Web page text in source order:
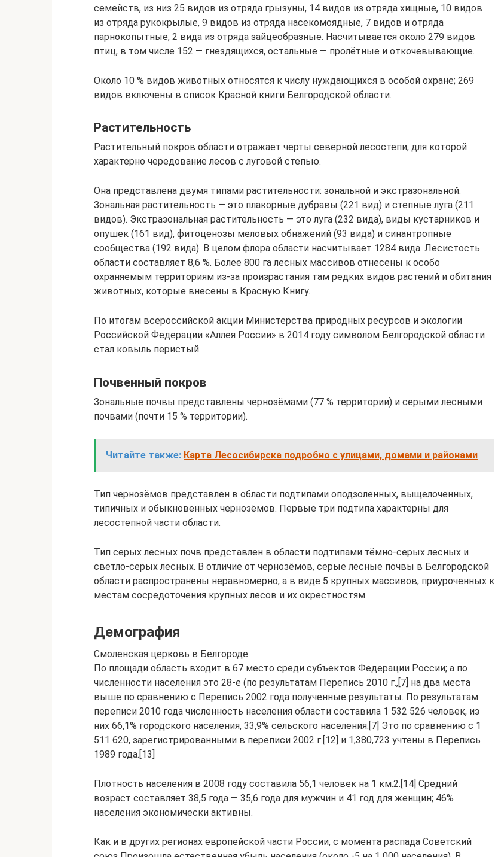
семейств, из низ 25 видов из отряда грызуны, 14 видов из отряда хищные, 10 видов
из отряда рукокрылые, 9 видов из отряда насекомоядные, 7 видов и отряда
парнокопытные, 2 вида из отряда зайцеобразные. Насчитывается около 279 видов
птиц, в том числе 152 — гнездящихся, остальные — пролётные и откочевывающие.
Около 10 % видов животных относятся к числу нуждающихся в особой охране; 269
видов включены в список Красной книги Белгородской области.
Растительность
Растительный покров области отражает черты северной лесостепи, для которой
характерно чередование лесов с луговой степью.
Она представлена двумя типами растительности: зональной и экстразональной.
Зональная растительность — это плакорные дубравы (221 вид) и степные луга (211
видов). Экстразональная растительность — это луга (232 вида), виды кустарников и
опушек (161 вид), фитоценозы меловых обнажений (93 вида) и синантропные
сообщества (192 вида). В целом флора области насчитывает 1284 вида. Лесистость
области составляет 8,6 %. Более 800 га лесных массивов отнесены к особо
охраняемым территориям из-за произрастания там редких видов растений и обитания
животных, которые внесены в Красную Книгу.
По итогам всероссийской акции Министерства природных ресурсов и экологии
Российской Федерации «Аллея России» в 2014 году символом Белгородской области
стал ковыль перистый.
Почвенный покров
Зональные почвы представлены чернозёмами (77 % территории) и серыми лесными
почвами (почти 15 % территории).
Читайте также: Карта Лесосибирска подробно с улицами, домами и районами
Тип чернозёмов представлен в области подтипами оподзоленных, выщелоченных,
типичных и обыкновенных чернозёмов. Первые три подтипа характерны для
лесостепной части области.
Тип серых лесных почв представлен в области подтипами тёмно-серых лесных и
светло-серых лесных. В отличие от чернозёмов, серые лесные почвы в Белгородской
области распространены неравномерно, а в виде 5 крупных массивов, приуроченных к
местам сосредоточения крупных лесов и их окрестностям.
Демография
Смоленская церковь в Белгороде
По площади область входит в 67 место среди субъектов Федерации России; а по
численности населения это 28-е (по результатам Перепись 2010 г.,[7] на два места
выше по сравнению с Перепись 2002 года полученные результаты. По результатам
переписи 2010 года численность населения области составила 1 532 526 человек, из
них 66,1% городского населения, 33,9% сельского населения.[7] Это по сравнению с 1
511 620, зарегистрированными в переписи 2002 г.[12] и 1,380,723 учтены в Перепись
1989 года.[13]
Плотность населения в 2008 году составила 56,1 человек на 1 км.2.[14] Средний
возраст составляет 38,5 года — 35,6 года для мужчин и 41 год для женщин; 46%
населения экономически активны.
Как и в других регионах европейской части России, с момента распада Советский